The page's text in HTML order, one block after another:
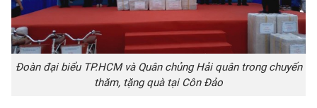
Đoàn đại biểu TP.HCM và Quân chủng Hải quân trong chuyến
thăm, tặng quà tại Côn Đảo